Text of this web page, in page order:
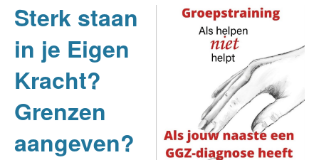
Sterk staan
in je Eigen
Kracht?
Grenzen
aangeven?